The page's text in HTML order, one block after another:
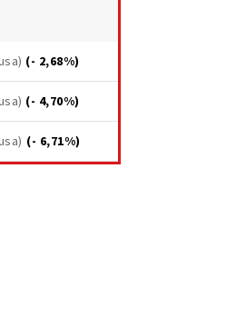
(- 2,68%)
(- 4,70%)
(- 6,71%)